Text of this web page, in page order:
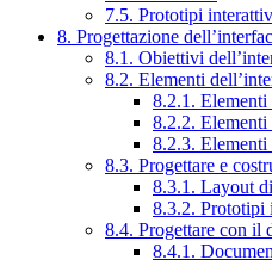
7.5. Prototipi
8. Progettazione
8.1. Obiettivi
8.2. Elementi
8.2.1.
8.2.2.
8.2.3.
8.3. Progettare e
8.3.1. Layout
8.3.2. Prototipi
8.4. Progettare con il
8.4.1.